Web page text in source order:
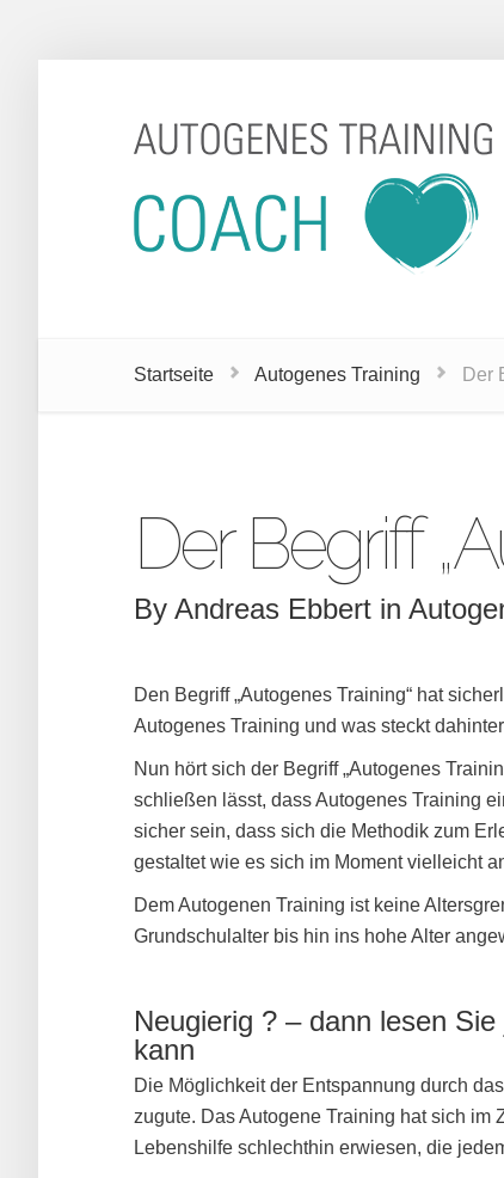
Startseite Autogenes Training Der
Der Begriff
By Andreas Ebbert in
Den Begriff „Autogenes Training“ hat
Autogenes Training und was steckt
Nun hört sich der Begriff „Autogenes
schließen lässt, dass Autogenes Training
sicher sein, dass sich die Methodik zum
gestaltet wie es sich im Moment vielleicht
Dem Autogenen Training ist keine
Grundschulalter bis hin ins hohe Alter
Neugierig ? – dann lesen
kann
Die Möglichkeit der Entspannung durch
zugute. Das Autogene Training hat sich
Lebenshilfe schlechthin erwiesen, die